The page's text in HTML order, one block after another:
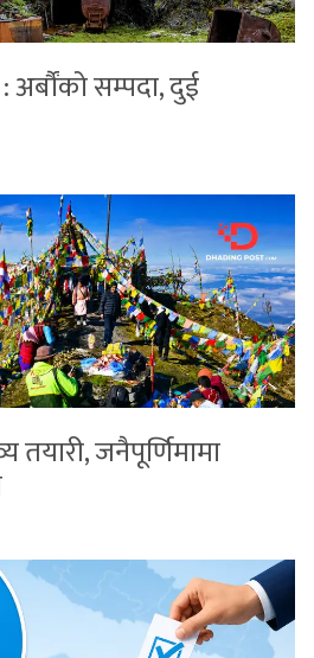
सम्पदा, दुई
जनैपूर्णिमामा